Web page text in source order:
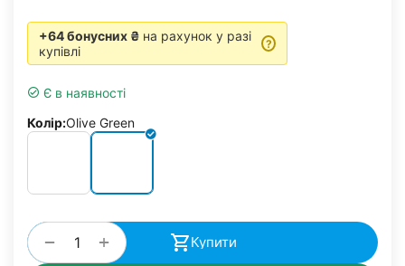
+64 бонусних ₴ на рахунок у разі
купівлі
?
Є в наявності
Колір:Olive Green
+
− Купити